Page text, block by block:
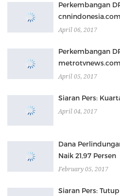
Perkembangan
cnnindonesia.com
April 06, 2017
Perkembangan
metrotvnews.com
April 05, 2017
Siaran Pers:
April 04, 2017
Dana
Naik 21,97 Persen
February 05, 2017
Siaran Pers: